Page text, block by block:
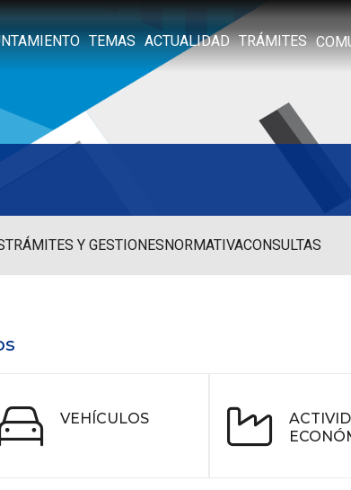
TEMAS ACTUALIDAD TRÁMITES
TRÁMITES Y GESTIONESNORMATIVACONSULTAS
VEHÍCULOS